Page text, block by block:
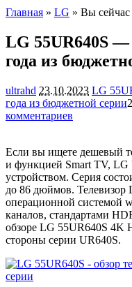
Главная » LG » Вы сейчас
LG 55UR640S —
года из
ultrahd 23.10.2023 LG
года из бюджетной серии
комментариев
Если вы ищете дешевый
и функцией Smart TV, LG
устройством. Серия
до 86 дюймов. Телевизор
операционной системой
каналов, стандартами
обзоре LG 55UR640S 4K
стороны серии UR640S.